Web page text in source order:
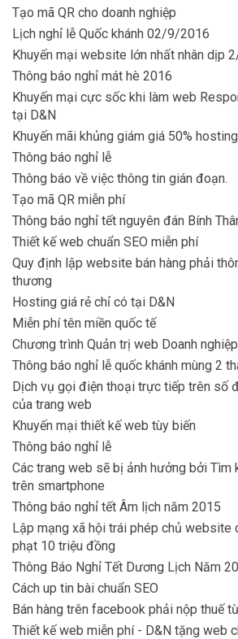
Tạo mã QR cho doanh nghiệp
Lịch nghỉ lễ Quốc khánh 02/9/2016
Khuyến mại website lớn nhất nhân dịp
Thông báo nghỉ mát hè 2016
Khuyến mại cực sốc khi làm web
tại D&N
Khuyến mãi khủng giám giá 50%
Thông báo nghỉ lễ
Thông báo về việc thông tin gián đoạn.
Tạo mã QR miễn phí
Thông báo nghỉ tết nguyên đán Bính
Thiết kế web chuẩn SEO miễn phí
Quy định lập website bán hàng phải
thương
Hosting giá rẻ chỉ có tại D&N
Miễn phí tên miền quốc tế
Chương trình Quản trị web Doanh nghiệp
Thông báo nghỉ lễ quốc khánh mùng 2
Dịch vụ gọi điện thoại trực tiếp trên số
của trang web
Khuyến mại thiết kế web tùy biến
Thông báo nghỉ lễ
Các trang web sẽ bị ảnh hưởng bởi Tìm
trên smartphone
Thông báo nghỉ tết Âm lịch năm 2015
Lập mạng xã hội trái phép chủ website
phạt 10 triệu đồng
Thông Báo Nghỉ Tết Dương Lịch Năm
Cách up tin bài chuẩn SEO
Bán hàng trên facebook phải nộp thuế
Thiết kế web miễn phí - D&N tặng web